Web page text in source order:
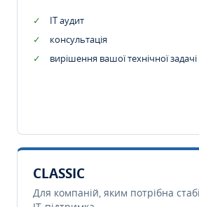
IT аудит
консультація
вирішення вашої технічної
CLASSIC
Для компаній, яким потрібна